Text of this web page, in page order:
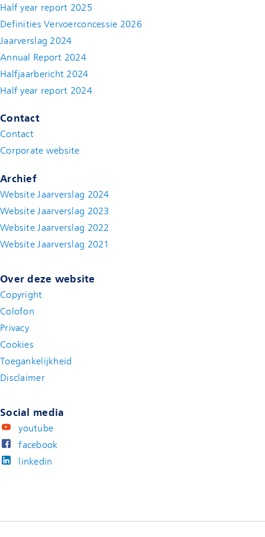
Half year report 2025
Definities Vervoerconcessie 2026
Jaarverslag 2024
Annual Report 2024
Halfjaarbericht 2024
Half year report 2024(new window)
Contact
Contact
Corporate website
Archief
Website Jaarverslag 2024
Website Jaarverslag 2023
Website Jaarverslag 2022
Website Jaarverslag 2021
Over deze website
Copyright
Colofon
Privacy
Cookies
Toegankelijkheid
Disclaimer(new window)
Social media
youtube
facebook
linkedin